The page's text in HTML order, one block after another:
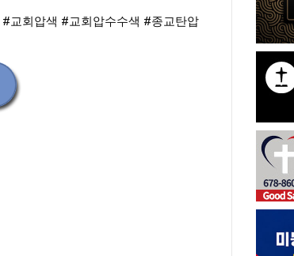
#교회압색 #교회압수수색 #종교탄압